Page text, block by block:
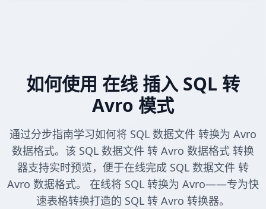
如何使用 在线 插入 SQL 转
Avro 模式
通过分步指南学习如何将 SQL 数据文件 转换为 Avro
数据格式。该 SQL 数据文件 转 Avro 数据格式 转换
器支持实时预览，便于在线完成 SQL 数据文件 转
Avro 数据格式。 在线将 SQL 转换为 Avro——专为快
速表格转换打造的 SQL 转 Avro 转换器。